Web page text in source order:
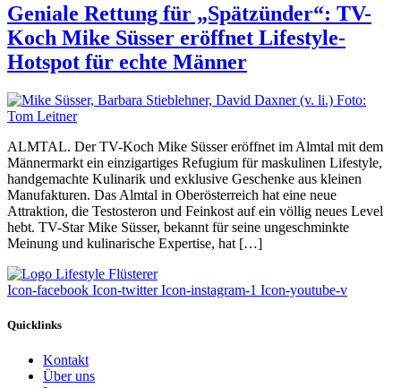
Geniale Rettung für „Spätzünder“: TV-
Koch Mike Süsser eröffnet Lifestyle-
Hotspot für echte Männer
ALMTAL. Der TV-Koch Mike Süsser eröffnet im Almtal mit dem
Männermarkt ein einzigartiges Refugium für maskulinen Lifestyle,
handgemachte Kulinarik und exklusive Geschenke aus kleinen
Manufakturen. Das Almtal in Oberösterreich hat eine neue
Attraktion, die Testosteron und Feinkost auf ein völlig neues Level
hebt. TV-Star Mike Süsser, bekannt für seine ungeschminkte
Meinung und kulinarische Expertise, hat […]
Icon-facebook Icon-twitter Icon-instagram-1 Icon-youtube-v
Quicklinks
Kontakt
Über uns